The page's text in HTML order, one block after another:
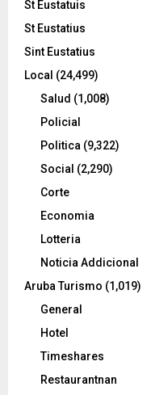
St Eustatuis
St Eustatius
Sint Eustatius
Local (24,499)
Salud (1,008)
Policial
Politica (9,322)
Social (2,290)
Corte
Economia
Lotteria
Noticia Addicional
Aruba Turismo (1,019)
General
Hotel
Timeshares
Restaurantnan